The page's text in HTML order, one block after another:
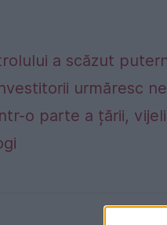
a scăzut
urmăresc
o parte a țării,